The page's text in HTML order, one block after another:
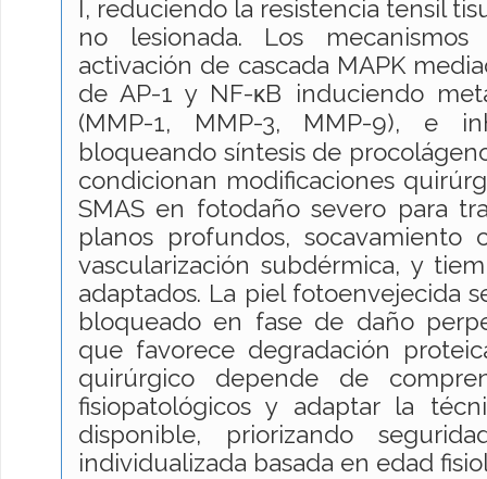
I, reduciendo la resistencia tensil
no lesionada. Los mecanismos
activación de cascada MAPK
de AP-1 y NF-κB induciendo
(MMP-1, MMP-3, MMP-9), e
bloqueando síntesis de
condicionan modificaciones
SMAS en fotodaño severo para
planos profundos, socavamiento
vascularización subdérmica, y
adaptados. La piel fotoenvejecida
bloqueado en fase de daño
que favorece degradación
quirúrgico depende de
fisiopatológicos y adaptar la
disponible, priorizando
individualizada basada en edad